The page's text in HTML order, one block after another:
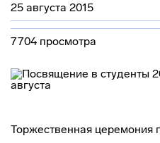
25 августа 2015
7704 просмотра
Торжественная церемония